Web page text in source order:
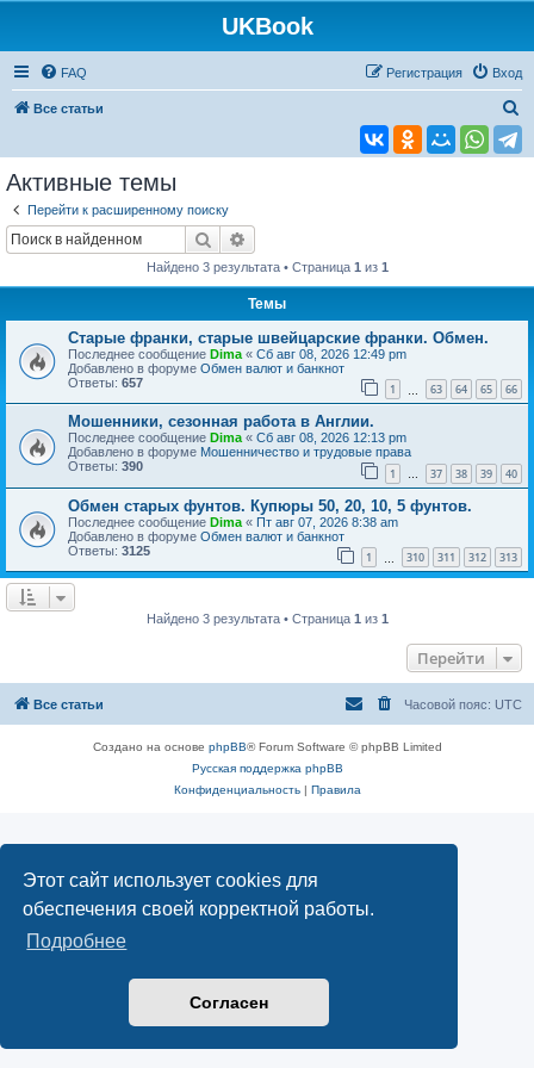
Этот сайт использует cookies для
обеспечения своей корректной работы.
Подробнее
Согласен
UKBook
FAQ Вход
Регистрация
Все статьи
Активные темы
Перейти к расширенному поиску
Поиск
Найдено 3 результата • Страница 1 из 1
Темы
Старые франки, старые швейцарские франки. Обмен.
Последнее сообщение Dima « Сб авг 08, 2026 12:49 pm
Добавлено в форуме Обмен валют и банкнот
Ответы: 657 1 63 64 65 66
Мошенники, сезонная работа в Англии.
Последнее сообщение Dima « Сб авг 08, 2026 12:13 pm
Добавлено в форуме Мошенничество и трудовые права
Ответы: 390 1 … 37 38 39 40
Обмен старых фунтов. Купюры 50, 20, 10, 5 фунтов.
Последнее сообщение Dima « Пт авг 07, 2026 8:38 am
Добавлено в форуме Обмен валют и банкнот
Ответы: 3125 1 310 311 312 313
Найдено 3 результата • Страница 1из 1
Перейти
Все статьи Часовой пояс: UTC
Создано на основе phpBB® Forum Software © phpBB Limited
Русская поддержка phpBB
Конфиденциальность| Правила